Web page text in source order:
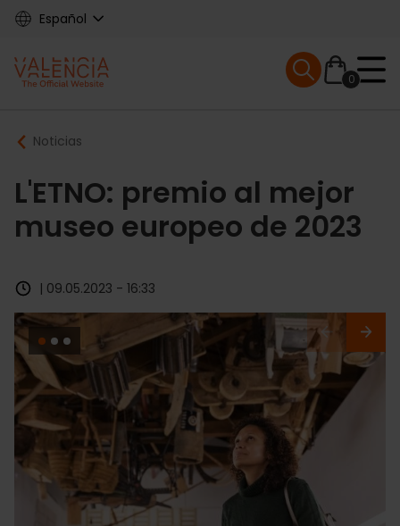
Skip
content
Español
Main
navigation
0
Mobile menu
Breadcrumb
Noticias
L'ETNO: premio al mejor
museo europeo de 2023
| 09.05.2023 - 16:33